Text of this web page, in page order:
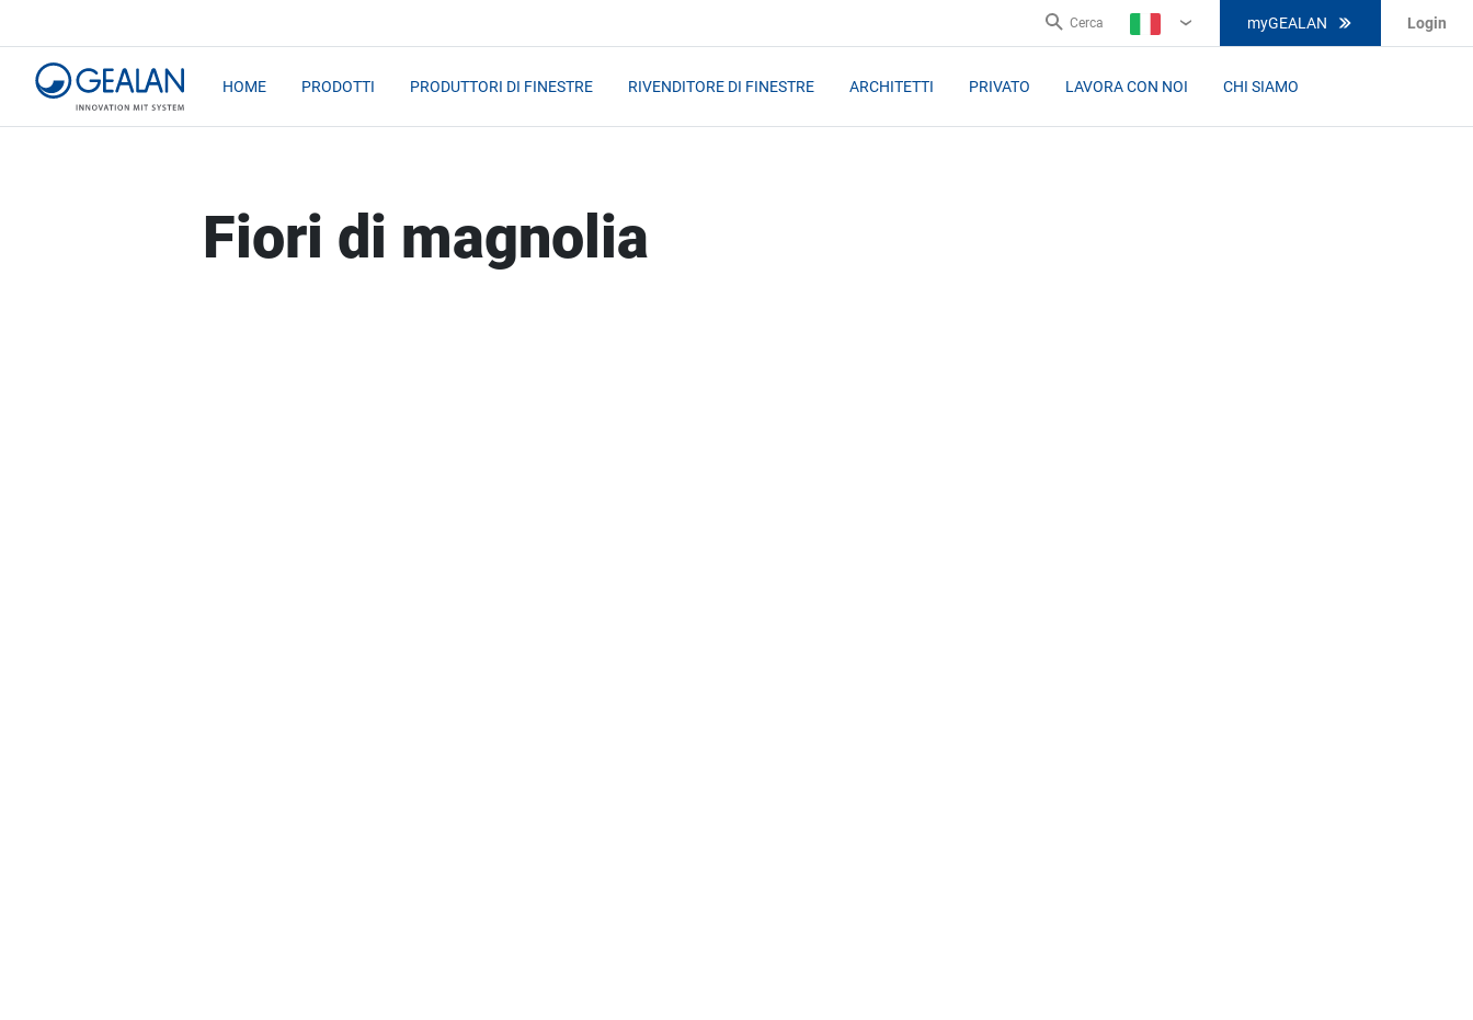
Cerca
IT
myGEALAN Login
HOME PRODOTTI PRODUTTORI DI FINESTRE RIVENDITORE DI FINESTRE ARCHITETTI PRIVATO LAVORA CON NOI CHI SIAMO
Fiori di magnolia